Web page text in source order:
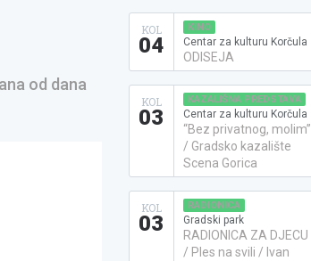
od dana
KOL
04
KINO
Centar za kulturu Korčula
ODISEJA
KOL
03
KAZALIŠNA PREDSTAVA
Centar za kulturu Korčula
“Bez privatnog, molim”
/ Gradsko kazalište
Scena Gorica
KOL
03
RADIONICA
Gradski park
RADIONICA ZA DJECU
/ Ples na svili / Ivan